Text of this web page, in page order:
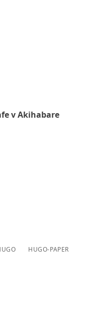
v Akihabare
HUGO-PAPER